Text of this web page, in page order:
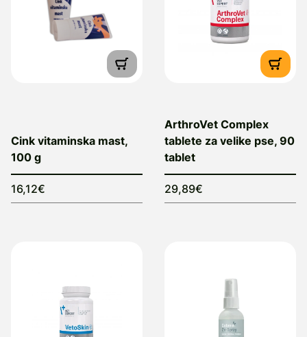
Cink vitaminska mast,
100 g
16,12€
ArthroVet Complex
tablete za velike pse, 90
tablet
29,89€